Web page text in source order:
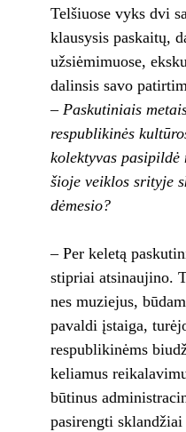
Telšiuose vyks dvi
klausysis paskaitų,
užsiėmimuose,
dalinsis savo
– Paskutiniais
respublikinės
kolektyvas
šioje veiklos srityje
dėmesio?
– Per keletą
stipriai atsinaujino.
nes muziejus,
pavaldi įstaiga,
respublikinėms
keliamus
būtinus
pasirengti